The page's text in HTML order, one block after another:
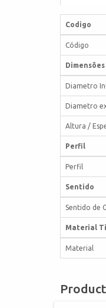
Codigo
Código
Dimensões
Diametro
Diametro
Altura /
Perfil
Perfil
Sentido
Sentido de
Material
Material